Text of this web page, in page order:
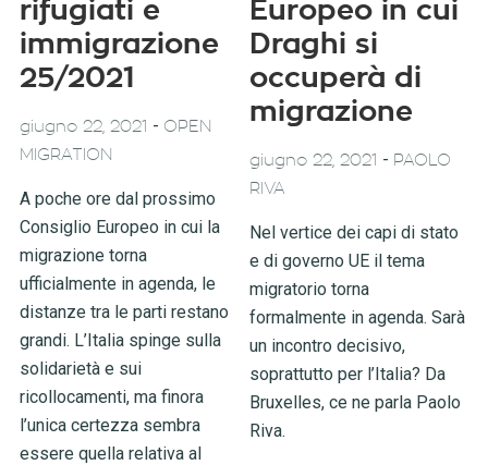
rifugiati e
immigrazione
25/2021
giugno 22, 2021 - OPEN
MIGRATION
A poche ore dal prossimo
Consiglio Europeo in cui la
migrazione torna
ufficialmente in agenda, le
distanze tra le parti restano
grandi. L’Italia spinge sulla
solidarietà e sui
ricollocamenti, ma finora
l’unica certezza sembra
essere quella relativa al
Europeo in cui
Draghi si
occuperà di
migrazione
giugno 22, 2021 - PAOLO
RIVA
Nel vertice dei capi di stato
e di governo UE il tema
migratorio torna
formalmente in agenda. Sarà
un incontro decisivo,
soprattutto per l’Italia? Da
Bruxelles, ce ne parla Paolo
Riva.